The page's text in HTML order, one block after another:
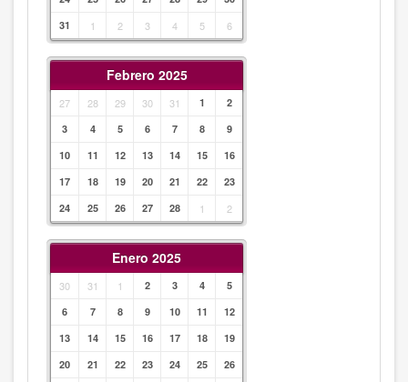
31
1 2 3 4 5 6
Febrero 2025
27 28 29 30 31 1
2
3
4 5 6 7 8
9
10
11 12 13 14 15
16
17
18 19 20 21 22
23
24
25 26 27 28 1 2
Enero 2025
30 31 1 2 3 4
5
6
7 8 9 10 11
12
13
14 15 16 17 18
19
20
21 22 23 24 25
26